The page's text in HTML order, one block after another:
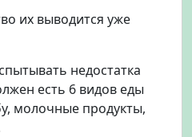
их выводится уже
недостатка
есть 6 видов еды
молочные продукты,